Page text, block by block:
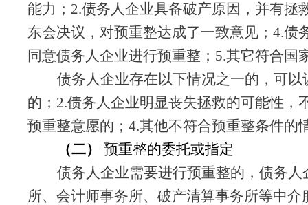
能力； 2.债务人企业具备破产原因，并有拯
东会决议，对预重整达成了一致意见； 4.债
同意债务人企业进行预重整； 5.其它符合国
债务人企业存在以下情况之一的，可
的；2.债务人企业明显丧失拯救的可能性，
预重整意愿的； 4.其他不符合预重整条件的
（二） 预重整的委托或指定
债务人企业需要进行预重整的，债务
所、会计师事务所、破产清算事务所等中